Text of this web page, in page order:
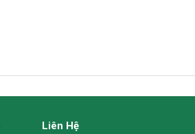
Liên Hệ